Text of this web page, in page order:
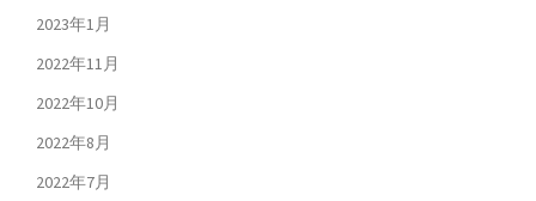
2023年1月
2022年11月
2022年10月
2022年8月
2022年7月